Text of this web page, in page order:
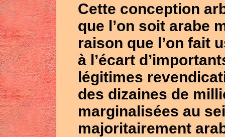
Cette conception
que l’on soit arabe
raison que l’on fait
à l’écart
légitimes
des dizaines de
marginalisées au
majoritairement